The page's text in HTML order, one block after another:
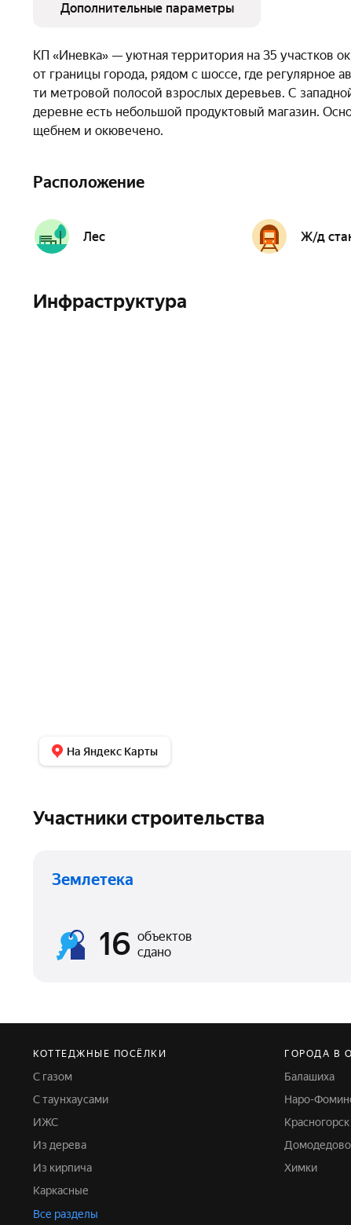
Дополнительные параметры
КП «Иневка» — уютная территория на 35 участков
от границы города, рядом с шоссе, где регулярное
ти метровой полосой взрослых деревьев. С
деревне есть небольшой продуктовый магазин.
щебнем и окювечено.
Расположение
Лес Ж/д
Инфраструктура
На Яндекс Карты
Участники строительства
Землетека
16 объектов
сдано
КОТТЕДЖНЫЕ ПОСЁЛКИ
С газом
С таунхаусами
ИЖС
Из дерева
Из кирпича
Каркасные
Все разделы
ГОРОДА В
Балашиха
Наро-
Красногорск
Домодедово
Химки